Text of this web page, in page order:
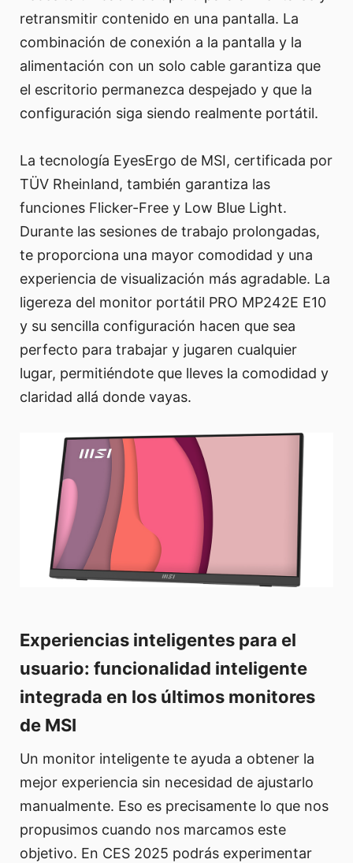
retransmitir contenido en una pantalla. La
combinación de conexión a la pantalla y la
alimentación con un solo cable garantiza que
el escritorio permanezca despejado y que la
configuración siga siendo realmente portátil.
La tecnología EyesErgo de MSI, certificada por
TÜV Rheinland, también garantiza las
funciones Flicker-Free y Low Blue Light.
Durante las sesiones de trabajo prolongadas,
te proporciona una mayor comodidad y una
experiencia de visualización más agradable. La
ligereza del monitor portátil PRO MP242E E10
y su sencilla configuración hacen que sea
perfecto para trabajar y jugaren cualquier
lugar, permitiéndote que lleves la comodidad y
claridad allá donde vayas.
Experiencias inteligentes para el
usuario: funcionalidad inteligente
integrada en los últimos monitores
de MSI
Un monitor inteligente te ayuda a obtener la
mejor experiencia sin necesidad de ajustarlo
manualmente. Eso es precisamente lo que nos
propusimos cuando nos marcamos este
objetivo. En CES 2025 podrás experimentar